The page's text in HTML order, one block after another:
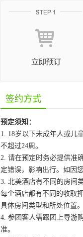
签约方式
预定须知：
1. 18岁以下未成年人或儿
不超过24周。
2. 请在预定时务必提供准
定错误，影响出行。如因
3. 北美酒店有不同的房间
每个酒店都有不同的收取
具体房间类型和所处位置
4. 参团客人需跟团上导游
准。